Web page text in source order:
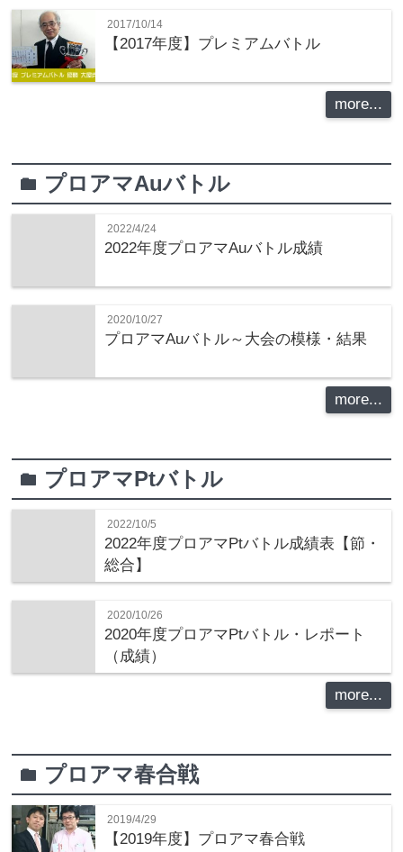
2017/10/14
【2017年度】プレミアムバトル
more...
folder プロアマAuバトル
2022/4/24
2022年度プロアマAuバトル成績
2020/10/27
プロアマAuバトル～大会の模様・結果
more...
folder プロアマPtバトル
2022/10/5
2022年度プロアマPtバトル成績表【節・
総合】
2020/10/26
2020年度プロアマPtバトル・レポート
（成績）
more...
folder プロアマ春合戦
2019/4/29
【2019年度】プロアマ春合戦